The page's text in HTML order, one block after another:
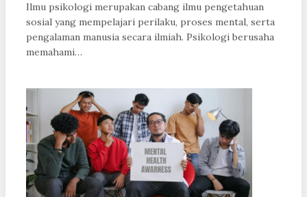
Ilmu psikologi merupakan cabang ilmu pengetahuan
sosial yang mempelajari perilaku, proses mental, serta
pengalaman manusia secara ilmiah. Psikologi berusaha
memahami…